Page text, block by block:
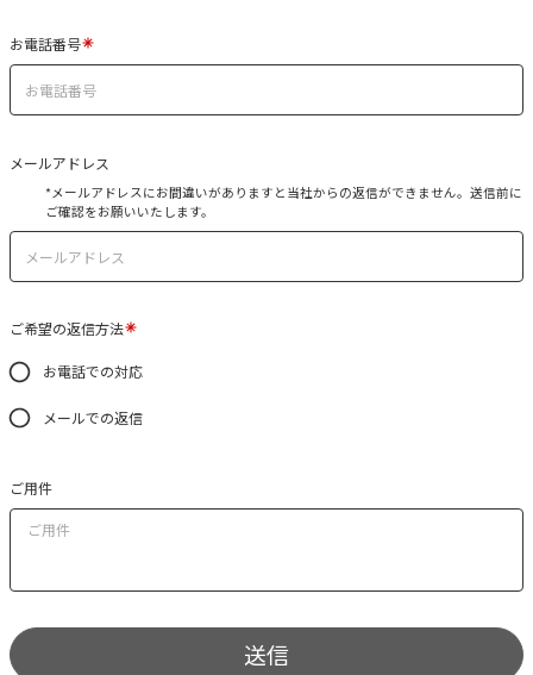
お電話番号
メールアドレス
*メールアドレスにお間違いがありますと当社からの返信ができません。送信前に
ご確認をお願いいたします。
ご希望の返信方法
お電話での対応
メールでの返信
ご用件
送信